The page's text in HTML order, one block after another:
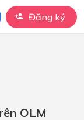
Đăng ký
OLM